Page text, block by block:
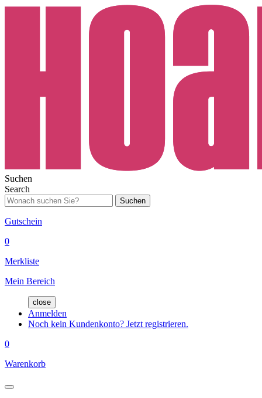
Suchen
Search
Suchen
Gutschein
0
Merkliste
Mein Bereich
close
Anmelden
Noch kein Kundenkonto? Jetzt registrieren.
0
Warenkorb